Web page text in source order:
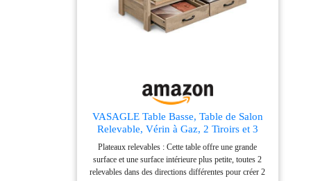
VASAGLE Table Basse, Table de Salon
Relevable, Vérin à Gaz, 2 Tiroirs et 3
Compartiments sous Le Plateau, 1
Compartiment Ouvert, pour Salon,
Bureau, Marron Camel LCT254L01
Plateaux relevables : Cette table offre une grande
surface et une surface intérieure plus petite, toutes 2
relevables dans des directions différentes pour créer 2